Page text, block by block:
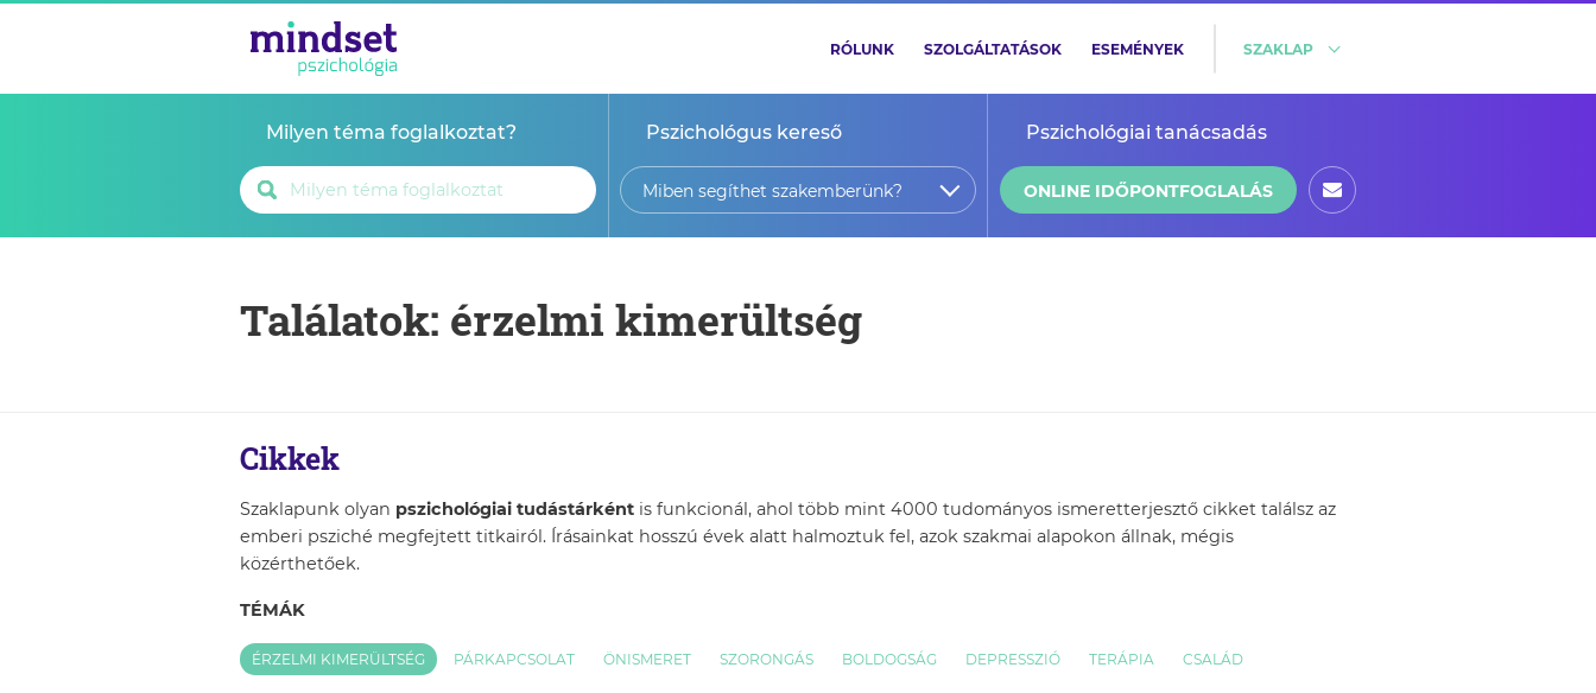
RÓLUNK SZOLGÁLTATÁSOK ESEMÉNYEK SZAKLAP
Milyen téma foglalkoztat? Pszichológus kereső
Miben segíthet szakemberünk?
Pszichológiai tanácsadás
ONLINE IDŐPONTFOGLALÁS
Találatok: érzelmi kimerültség
Cikkek
Szaklapunk olyan pszichológiai tudástárként is funkcionál, ahol több mint 4000 tudományos ismeretterjesztő cikket találsz az
emberi psziché megfejtett titkairól. Írásainkat hosszú évek alatt halmoztuk fel, azok szakmai alapokon állnak, mégis
közérthetőek.
TÉMÁK
ÉRZELMI KIMERÜLTSÉG PÁRKAPCSOLAT ÖNISMERET SZORONGÁS BOLDOGSÁG DEPRESSZIÓ TERÁPIA CSALÁD